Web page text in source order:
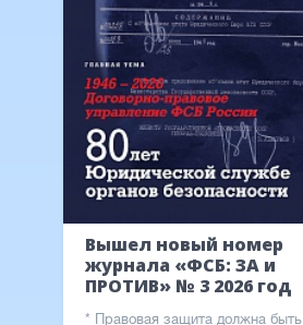
Вышел новый номер
журнала «ФСБ: ЗА и
ПРОТИВ» № 3 2026 год
* Правовая защита должна быть